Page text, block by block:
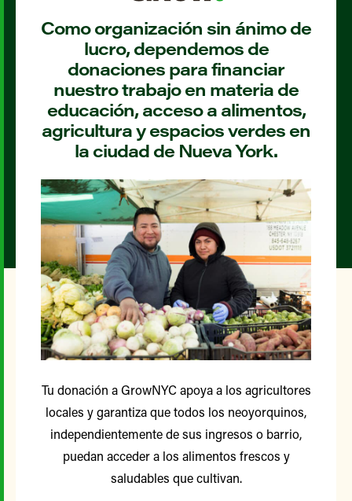
Como organización sin ánimo de
lucro, dependemos de
donaciones para financiar
nuestro trabajo en materia de
educación, acceso a alimentos,
agricultura y espacios verdes en
la ciudad de Nueva York.
Tu donación a GrowNYC apoya a los agricultores
locales y garantiza que todos los neoyorquinos,
independientemente de sus ingresos o barrio,
puedan acceder a los alimentos frescos y
saludables que cultivan.